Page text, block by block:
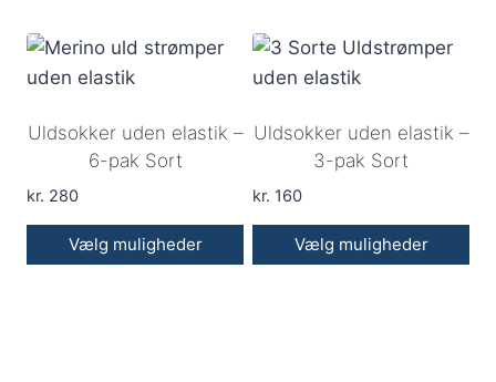
Uldsokker uden elastik –
6-pak Sort
kr. 280
Vælg muligheder
Uldsokker uden elastik –
3-pak Sort
kr. 160
Vælg muligheder